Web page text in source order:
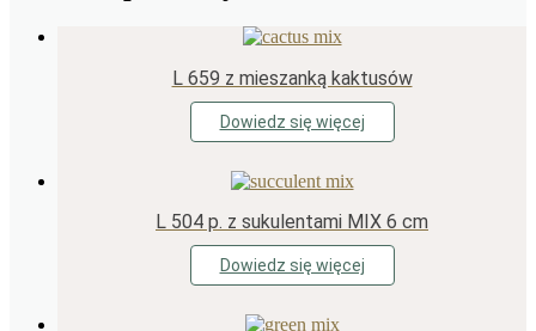
L 659 z mieszanką kaktusów
Dowiedz się więcej
L 504 p. z sukulentami MIX 6 cm
Dowiedz się więcej